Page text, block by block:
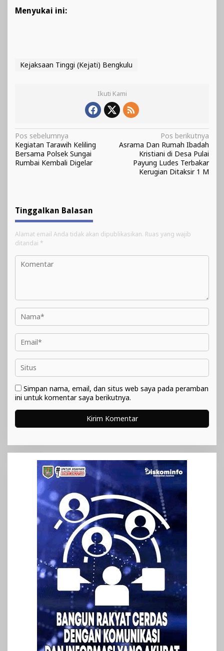
Menyukai ini:
Kejaksaan Tinggi (Kejati) Bengkulu
Ikuti Kami
Navigasi
pos
Pos sebelumnya
Kegiatan Tarawih Keliling
Bersama Polsek Sungai
Rumbai Kembali Digelar
Pos berikutnya
Asrama Dan Rumah Ibadah
Kristiani di Desa Pulai
Payung Ludes Terbakar
Kerugian Ditaksir 1 M
Tinggalkan Balasan
Alamat email Anda tidak akan dipublikasikan. Ruas yang wajib
ditandai *
Simpan nama, email, dan situs web saya pada peramban
ini untuk komentar saya berikutnya.